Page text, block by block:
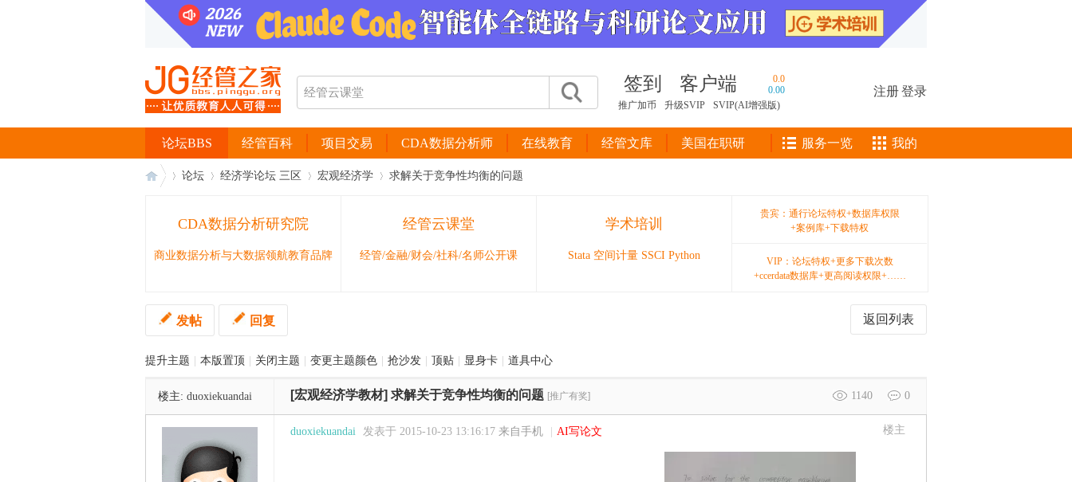
签到 客户端
0.0
0.00
推广加币
升级SVIP SVIP(AI增强版)
注册登录
经管百科 项目交易 CDA数据分析师 在线教育 经管文库 美国在职研
论坛BBS 服务一览 我的
论坛 经济学论坛 三区 宏观经济学 求解关于竞争性均衡的问题
CDA数据分析研究院
商业数据分析与大数据领航教育品牌
经管云课堂
经管/金融/财会/社科/名师公开课
学术培训
Stata 空间计量 SSCI Python
贵宾：通行论坛特权+数据库权限
+案例库+下载特权
VIP：论坛特权+更多下载次数
+ccerdata数据库+更高阅读权限+……
返回列表
发帖 回复
提升主题 本版置顶 关闭主题 变更主题颜色 抢沙发 顶贴 显身卡 道具中心
楼主: duoxiekuandai 1140 0
[宏观经济学教材] 求解关于竞争性均衡的问题 [推广有奖]
楼主
duoxiekuandai 发表于 2015-10-23 13:16:17 来自手机 AI写论文